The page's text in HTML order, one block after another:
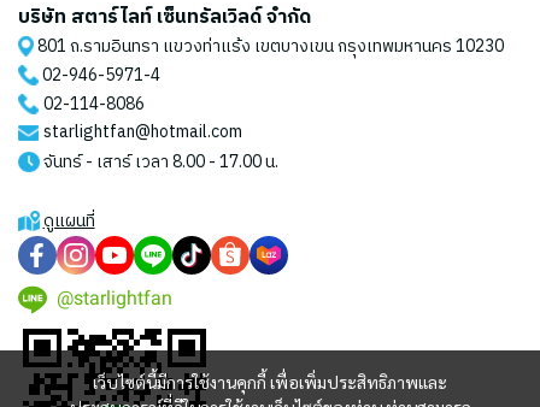
เว็บไซต์นี้มีการใช้งานคุกกี้ เพื่อเพิ่มประสิทธิภาพและ
บริษัท สตาร์ไลท์ เซ็นทรัลเวิลด์ จำกัด
801 ถ.รามอินทรา แขวงท่าแร้ง เขตบางเขน กรุงเทพมหานคร 10230
02-946-5971-4
02-114-8086
starlightfan@hotmail.com
จันทร์ - เสาร์ เวลา 8.00 - 17.00 น.
ดูแผนที่
@starlightfan